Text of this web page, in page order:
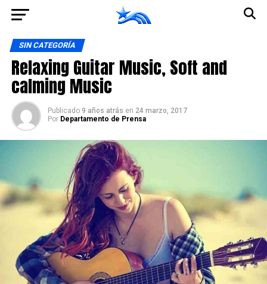
SIN CATEGORÍA
Relaxing Guitar Music, Soft and
calming Music
Publicado 9 años atrás en 24 marzo, 2017
Por Departamento de Prensa
Ir a la versión móvil